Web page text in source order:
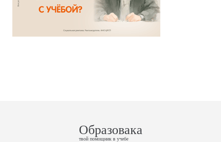
Образовака
твой помощник в учебе